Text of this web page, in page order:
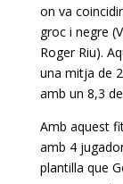
on va
groc i negre (
Roger Riu).
una mitja de
amb un 8,3
Amb aquest
amb 4
plantilla que